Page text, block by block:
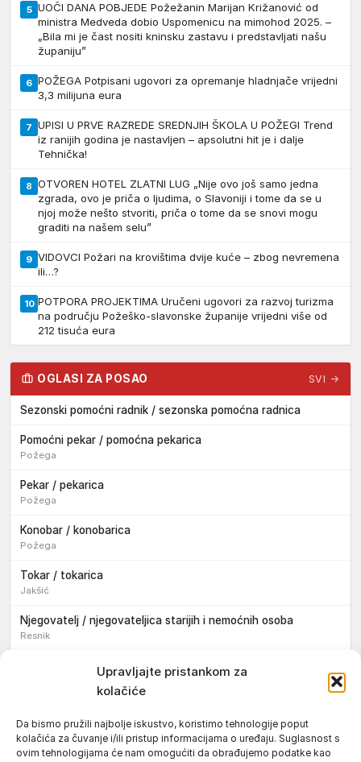
Upravljajte pristankom za
kolačiće
Da bismo pružili najbolje iskustvo, koristimo tehnologije poput
kolačića za čuvanje i/ili pristup informacijama o uređaju. Suglasnost s
ovim tehnologijama će nam omogućiti da obrađujemo podatke kao
5 UOČI DANA POBJEDE Požežanin Marijan Križanović od
ministra Medveda dobio Uspomenicu na mimohod 2025. –
„Bila mi je čast nositi kninsku zastavu i predstavljati našu
županiju”
6 POŽEGA Potpisani ugovori za opremanje hladnjače vrijedni
3,3 milijuna eura
7 UPISI U PRVE RAZREDE SREDNJIH ŠKOLA U POŽEGI Trend
iz ranijih godina je nastavljen – apsolutni hit je i dalje
Tehnička!
8 OTVOREN HOTEL ZLATNI LUG „Nije ovo još samo jedna
zgrada, ovo je priča o ljudima, o Slavoniji i tome da se u
njoj može nešto stvoriti, priča o tome da se snovi mogu
graditi na našem selu”
9 VIDOVCI Požari na krovištima dvije kuće – zbog nevremena
ili…?
10 POTPORA PROJEKTIMA Uručeni ugovori za razvoj turizma
na području Požeško-slavonske županije vrijedni više od
212 tisuća eura
OGLASI ZA POSAO SVI →
Sezonski pomoćni radnik / sezonska pomoćna radnica
Pomoćni pekar / pomoćna pekarica
Požega
Pekar / pekarica
Požega
Konobar / konobarica
Požega
Tokar / tokarica
Jakšić
Njegovatelj / njegovateljica starijih i nemoćnih osoba
Resnik
Konobar / konobarica
Jakšić
Vozač / vozačica teretnog vozila s poluprikolicom